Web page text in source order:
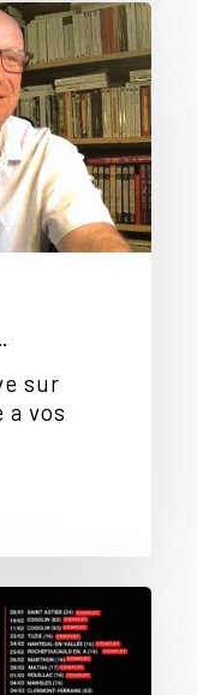
sur
a vos